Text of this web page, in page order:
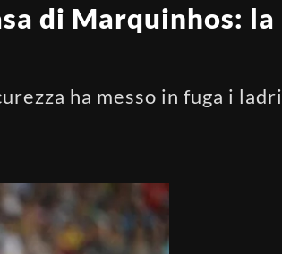
di Marquinhos: la
ha messo in fuga i ladri